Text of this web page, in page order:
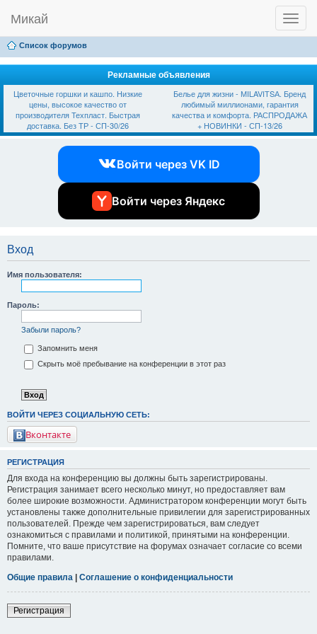
T
o
g
l
n
a
v
i
g
Микай
Ссылки Вход
Список форумов
Рекламные объявления
Цветочные горшки и кашпо. Низкие
цены, высокое качество от
производителя Техпласт. Быстрая
доставка. Без ТР - СП-30/26
Белье для жизни - МILAVIТSА. Бренд
любимый миллионами, гарантия
качества и комфорта. РАСПРОДАЖА
+ НОВИНКИ - СП-13/26
Войти через VK ID
Войти через Яндекс
Вход
Имя пользователя:
Пароль:
Забыли пароль?
Запомнить меня
Скрыть моё пребывание на конференции в этот раз
ВОЙТИ ЧЕРЕЗ СОЦИАЛЬНУЮ СЕТЬ:
Вконтакте
РЕГИСТРАЦИЯ
Для входа на конференцию вы должны быть зарегистрированы.
Регистрация занимает всего несколько минут, но предоставляет вам
более широкие возможности. Администратором конференции могут быть
установлены также дополнительные привилегии для зарегистрированных
пользователей. Прежде чем зарегистрироваться, вам следует
ознакомиться с правилами и политикой, принятыми на конференции.
Помните, что ваше присутствие на форумах означает согласие со всеми
правилами.
Общие правила
Соглашение о конфиденциальности
Регистрация